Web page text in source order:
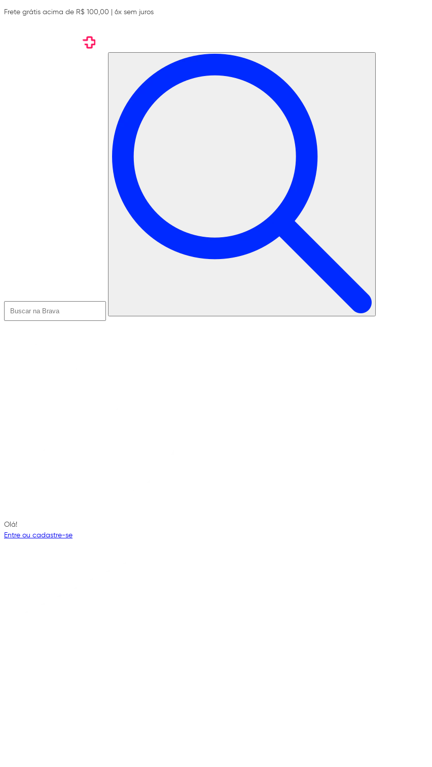
Frete grátis acima de R$ 100,00 | 6x sem juros
Olá!
Entre ou cadastre-se